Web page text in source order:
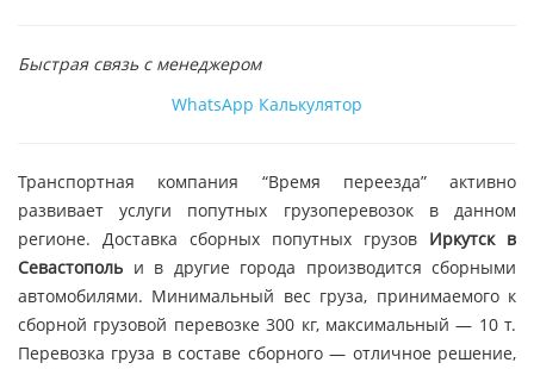
Быстрая связь с менеджером
WhatsApp Калькулятор
Транспортная компания “Время переезда” активно
развивает услуги попутных грузоперевозок в данном
регионе. Доставка сборных попутных грузов Иркутск в
Севастополь и в другие города производится сборными
автомобилями. Минимальный вес груза, принимаемого к
сборной грузовой перевозке 300 кг, максимальный — 10 т.
Перевозка груза в составе сборного — отличное решение,